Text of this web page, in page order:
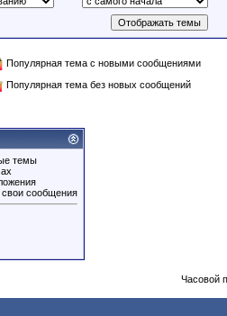
Популярная тема с новыми сообщениями
Популярная тема без новых сообщений
темы
свои сообщения
Часовой